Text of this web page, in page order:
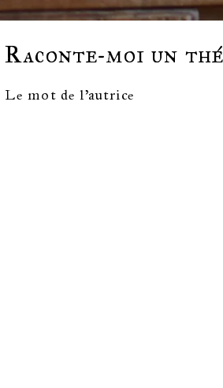
Raconte-moi un thé
Le mot de l'autrice